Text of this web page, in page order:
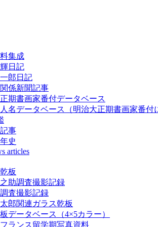
集成
日記
郎日記
係新聞記事
期書画家番付データベース
名データベース（明治大正期書画家番付
事
史
articles
板
助調査撮影記録
査撮影記録
郎関連ガラス乾板
データベース（4×5カラー）
ランス留学期写真資料